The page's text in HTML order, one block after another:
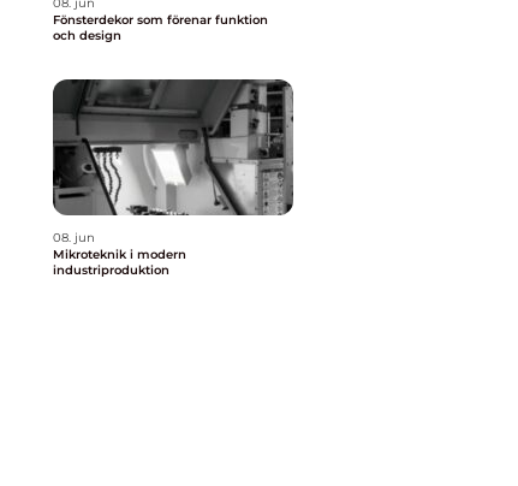
Fönsterdekor som förenar funktion
och design
08. jun
Mikroteknik i modern
industriproduktion